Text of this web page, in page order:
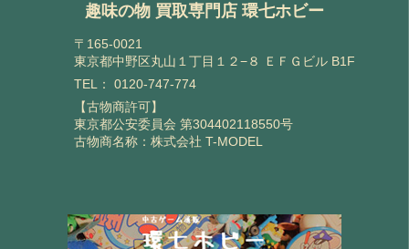
趣味の物 買取専門店 環七ホビー
〒165-0021
東京都中野区丸山１丁目１２−８ ＥＦＧビル B1F
TEL： 0120-747-774
【古物商許可】
東京都公安委員会 第304402118550号
古物商名称：株式会社 T-MODEL